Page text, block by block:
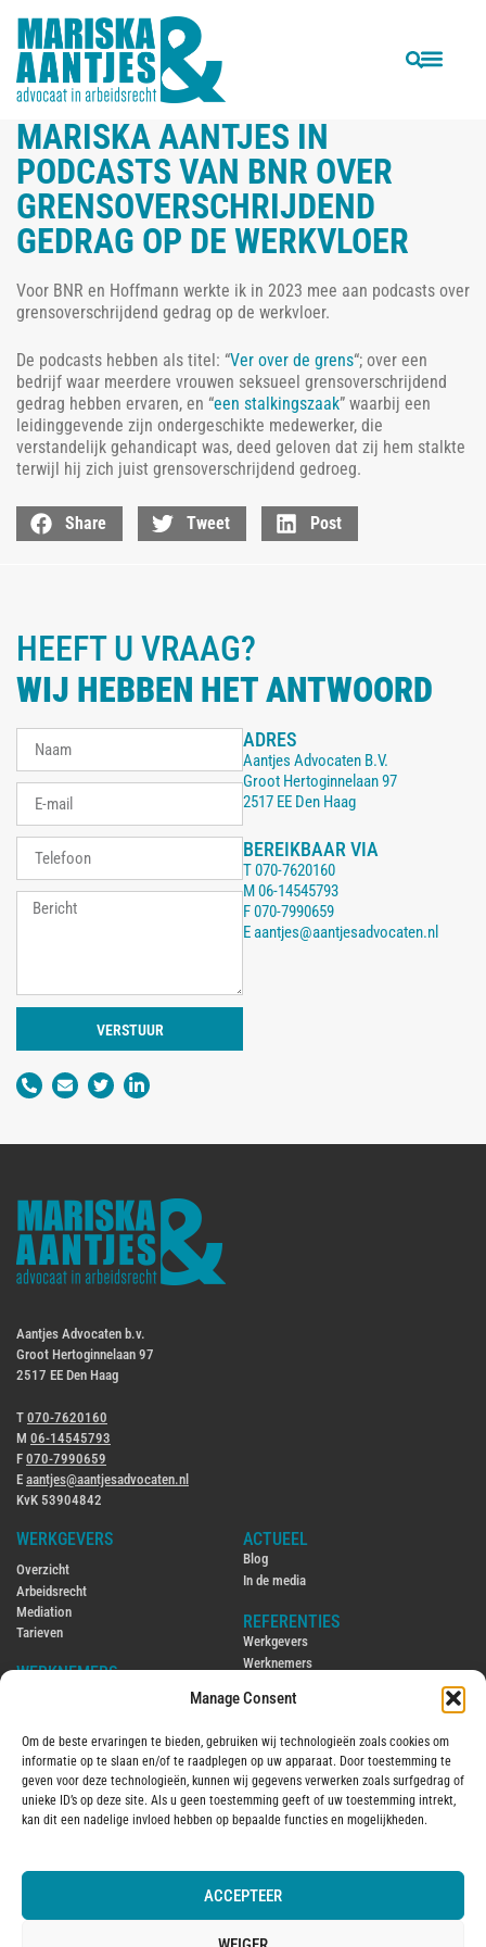
Manage Consent
Om de beste ervaringen te bieden, gebruiken wij technologieën zoals cookies om
informatie op te slaan en/of te raadplegen op uw apparaat. Door toestemming te
geven voor deze technologieën, kunnen wij gegevens verwerken zoals surfgedrag of
unieke ID’s op deze site. Als u geen toestemming geeft of uw toestemming intrekt,
kan dit een nadelige invloed hebben op bepaalde functies en mogelijkheden.
ACCEPTEER
VORIGE VOLGENDE
MARISKA AANTJES IN
PODCASTS VAN BNR OVER
GRENSOVERSCHRIJDEND
GEDRAG OP DE WERKVLOER
Voor BNR en Hoffmann werkte ik in 2023 mee aan podcasts over
grensoverschrijdend gedrag op de werkvloer.
De podcasts hebben als titel: “Ver over de grens“; over een
bedrijf waar meerdere vrouwen seksueel grensoverschrijdend
gedrag hebben ervaren, en “een stalkingszaak” waarbij een
leidinggevende zijn ondergeschikte medewerker, die
verstandelijk gehandicapt was, deed geloven dat zij hem stalkte
terwijl hij zich juist grensoverschrijdend gedroeg.
Share Tweet Post
HEEFT U VRAAG?
WIJ HEBBEN HET ANTWOORD
VERSTUUR
ADRES
Aantjes Advocaten B.V.
Groot Hertoginnelaan 97
2517 EE Den Haag
BEREIKBAAR VIA
T070-7620160
M06-14545793
F070-7990659
Eaantjes@aantjesadvocaten.nl
Aantjes Advocaten b.v.
Groot Hertoginnelaan 97
2517 EE Den Haag
T 070-7620160
M 06-14545793
F 070-7990659
E aantjes@aantjesadvocaten.nl
KvK 53904842
WERKGEVERS
Overzicht
Arbeidsrecht
Mediation
Tarieven
WERKNEMERS
Ambtenarenrecht
Mediation
Tarieven
OVER MIJ
ACTUEEL
Blog
In de media
REFERENTIES
Werkgevers
Werknemers
CONTACT
ENGLISH
Hiring and firing employees in the
Netherlands
Employment law in the Netherlands
Vervanging Kantoorklachtenregeling